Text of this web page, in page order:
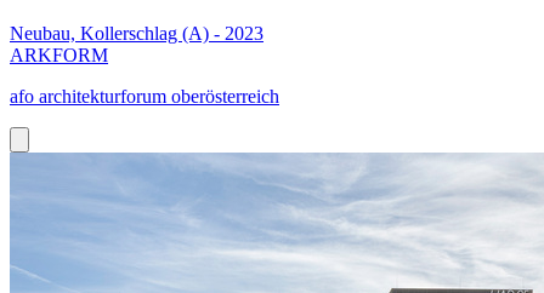
Neubau, Kollerschlag (A) - 2023
ARKFORM
afo architekturforum oberösterreich